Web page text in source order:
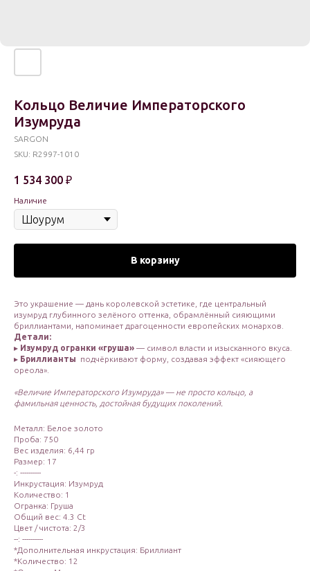
Кольцо Величие Императорского
Изумруда
SARGON
SKU: R2997-1010
1 534 300 ₽
Наличие
В корзину
Это украшение — дань королевской эстетике, где центральный
изумруд глубинного зелёного оттенка, обрамлённый сияющими
бриллиантами, напоминает драгоценности европейских монархов.
Детали:
▸ Изумруд огранки «груша» — символ власти и изысканного вкуса.
▸ Бриллианты подчёркивают форму, создавая эффект «сияющего
ореола».
«Величие Императорского Изумруда» — не просто кольцо, а
фамильная ценность, достойная будущих поколений.
Металл: Белое золото
Проба: 750
Вес изделия: 6,44 гр
Размер: 17
-: ----------
Инкрустация: Изумруд
Количество: 1
Огранка: Груша
Общий вес: 4.3 Ct
Цвет / чистота: 2/3
--: ----------
*Дополнительная инкрустация: Бриллиант
*Количество: 12